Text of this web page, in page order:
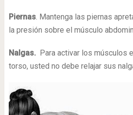
Piernas. Mantenga las piernas
la presión sobre el músculo
Nalgas.Para activar los músculos
torso, usted no debe relajar sus